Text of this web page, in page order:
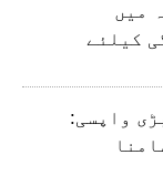
میں
کیلئے
واپسی: